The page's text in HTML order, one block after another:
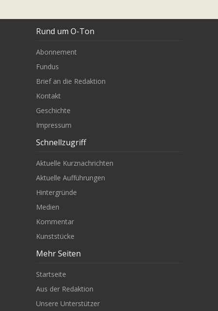
Rund um O-Ton
Abonnement
Fundus
Brief an die Redaktion
Kontakt
Geschichte
Impressum
Schnellzugriff
Aktuelle Kurznachrichten
Aktuelle Aufführungen
Hintergründe
Medien
Kommentar
Kunststücke
Mehr Seiten
Startseite
Aus der Redaktion
Unsere Unterstützer